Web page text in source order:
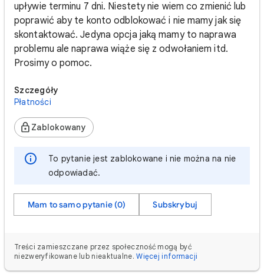
upływie terminu 7 dni. Niestety nie wiem co zmienić lub
poprawić aby te konto odblokować i nie mamy jak się
skontaktować. Jedyna opcja jaką mamy to naprawa
problemu ale naprawa wiąże się z odwołaniem itd.
Prosimy o pomoc.
Szczegóły
Płatności
Zablokowany
To pytanie jest zablokowane i nie można na nie
odpowiadać.
Mam to samo pytanie (0) Subskrybuj
Treści zamieszczane przez społeczność mogą być
niezweryfikowane lub nieaktualne. Więcej informacji